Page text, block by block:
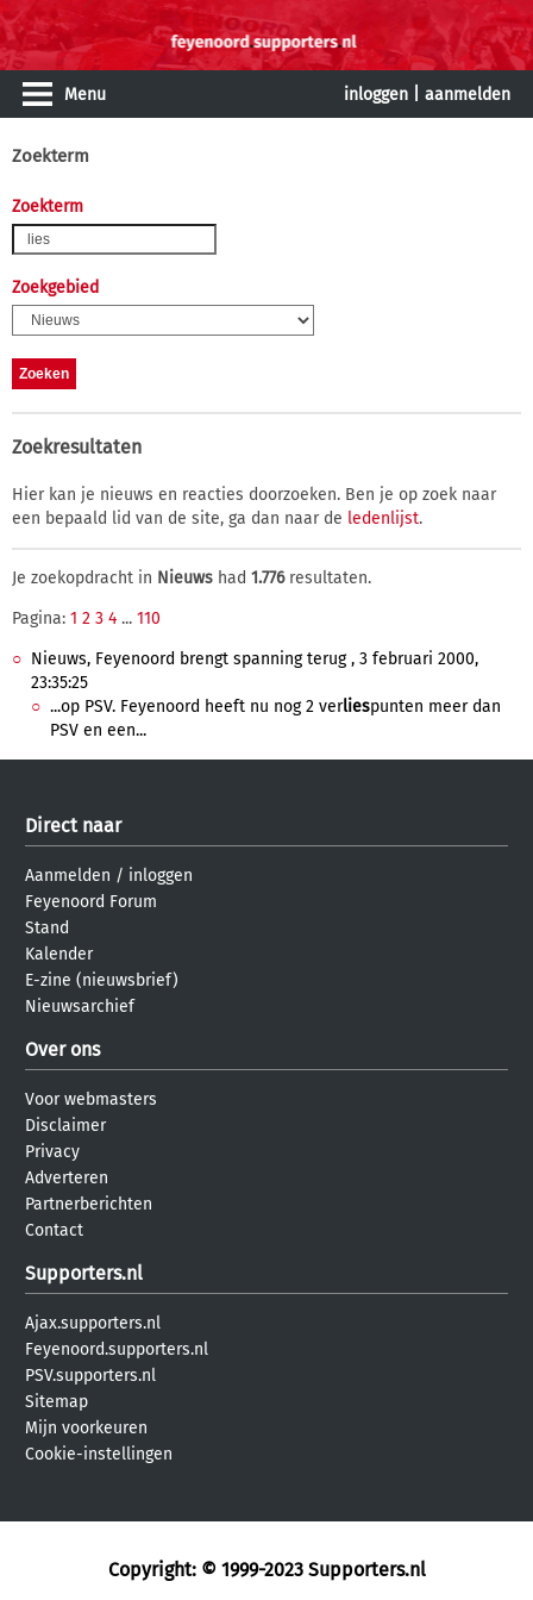
Menu inloggen aanmelden
Zoekterm
Zoekterm
Zoekgebied
Zoekresultaten
Hier kan je nieuws en reacties doorzoeken. Ben je op zoek naar
een bepaald lid van de site, ga dan naar de ledenlijst.
Je zoekopdracht in Nieuws had 1.776resultaten.
Pagina: 1 2 3 4 ... 110
Nieuws, Feyenoord brengt spanning terug , 3 februari 2000,
23:35:25
...op PSV. Feyenoord heeft nu nog 2 verliespunten meer dan
PSV en een...
Direct naar
Aanmelden / inloggen
Feyenoord Forum
Stand
Kalender
E-zine (nieuwsbrief)
Nieuwsarchief
Over ons
Voor webmasters
Disclaimer
Privacy
Adverteren
Partnerberichten
Contact
Supporters.nl
Ajax.supporters.nl
Feyenoord.supporters.nl
PSV.supporters.nl
Sitemap
Mijn voorkeuren
Cookie-instellingen
Copyright: © 1999-2023 Supporters.nl